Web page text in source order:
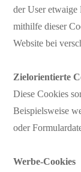
der User etwaige
mithilfe dieser
Website bei
Zielorientierte
Diese Cookies
Beispielsweise
oder
Werbe-Cookies